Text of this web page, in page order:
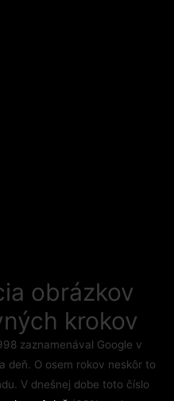
obrázkov
krokov
zaznamenával Google v
deň. O osem rokov neskôr to
V dnešnej dobe toto číslo